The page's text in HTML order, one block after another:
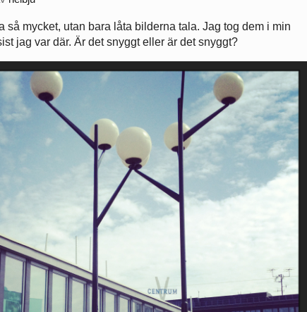
så mycket, utan bara låta bilderna tala. Jag tog dem i min
jag var där. Är det snyggt eller är det snyggt?